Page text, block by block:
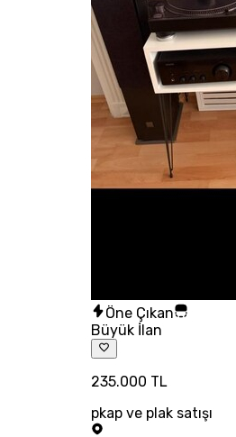
Öne Çıkan
Büyük İlan
235.000 TL
pkap ve plak satışı